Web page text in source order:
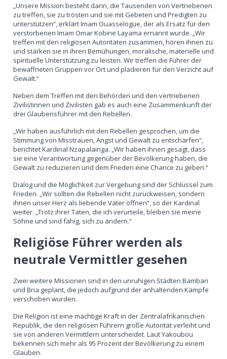
„Unsere Mission besteht darin, die Tausenden von Vertriebenen
zu treffen, sie zu trösten und sie mit Gebeten und Predigten zu
unterstützen“, erklärt Imam Ouasselogue, der als Ersatz für den
verstorbenen Imam Omar Kobine Layama ernannt wurde. „Wir
treffen mit den religiösen Autoritäten zusammen, hören ihnen zu
und stärken sie in ihren Bemühungen, moralische, materielle und
spirituelle Unterstützung zu leisten. Wir treffen die Führer der
bewaffneten Gruppen vor Ort und plädieren für den Verzicht auf
Gewalt.“
Neben dem Treffen mit den Behörden und den vertriebenen
Zivilistinnen und Zivilisten gab es auch eine Zusammenkunft der
drei Glaubensführer mit den Rebellen.
„Wir haben ausführlich mit den Rebellen gesprochen, um die
Stimmung von Misstrauen, Angst und Gewalt zu entschärfen“,
berichtet Kardinal Nzapalainga. „Wir haben ihnen gesagt, dass
sie eine Verantwortung gegenüber der Bevölkerung haben, die
Gewalt zu reduzieren und dem Frieden eine Chance zu geben.“
Dialog und die Möglichkeit zur Vergebung sind der Schlüssel zum
Frieden. „Wir sollten die Rebellen nicht zurückweisen, sondern
ihnen unser Herz als liebende Väter öffnen“, so der Kardinal
weiter. „Trotz ihrer Taten, die ich verurteile, bleiben sie meine
Söhne und sind fähig, sich zu ändern.“
Religiöse Führer werden als
neutrale Vermittler gesehen
Zwei weitere Missionen sind in den unruhigen Städten Bambari
und Bria geplant, die jedoch aufgrund der anhaltenden Kämpfe
verschoben wurden.
Die Religion ist eine mächtige Kraft in der Zentralafrikanischen
Republik, die den religiösen Führern große Autorität verleiht und
sie von anderen Vermittlern unterscheidet. Laut Yakoubou
bekennen sich mehr als 95 Prozent der Bevölkerung zu einem
Glauben.